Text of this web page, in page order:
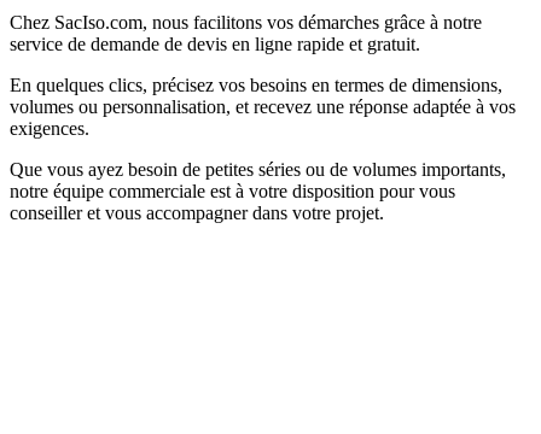
Chez SacIso.com, nous facilitons vos démarches grâce à notre
service de demande de devis en ligne rapide et gratuit.
En quelques clics, précisez vos besoins en termes de dimensions,
volumes ou personnalisation, et recevez une réponse adaptée à vos
exigences.
Que vous ayez besoin de petites séries ou de volumes importants,
notre équipe commerciale est à votre disposition pour vous
conseiller et vous accompagner dans votre projet.